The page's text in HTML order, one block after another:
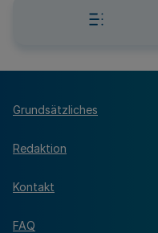
Grundsätzliches
Redaktion
Kontakt
FAQ